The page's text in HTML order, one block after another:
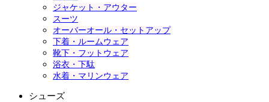
ジャケット・アウター
スーツ
オーバーオール・セットアップ
下着・ルームウェア
靴下・フットウェア
浴衣・下駄
水着・マリンウェア
シューズ